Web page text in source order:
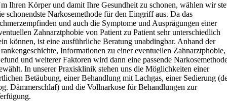
Ihren Körper und damit Ihre Gesundheit zu schonen, wählen wir
schonendste Narkosemethode für den Eingriff aus. Da das
und auch die Symptome und Ausprägungen einer
Zahnarztphobie von Patient zu Patient sehr unterschiedlich
können, ist eine ausführliche Beratung unabdingbar. Anhand der
Informationen zu einer eventuellen Zahnarztphobie,
und weiterer Faktoren wird dann eine passende
In unserer Praxisklinik stehen uns die Möglichkeiten einer
Betäubung, einer Behandlung mit Lachgas, einer Sedierung
Dämmerschlaf) und die Vollnarkose für Behandlungen zur